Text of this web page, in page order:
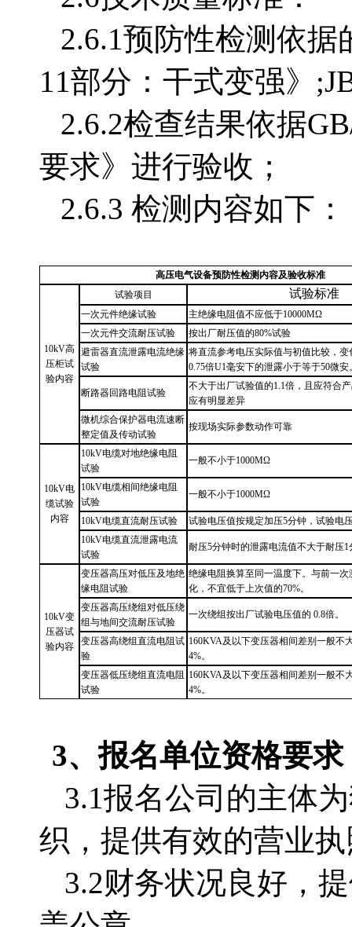
2.6.1预防性检测依据
11部分：干式变强》
2.6.2检查结果依据
要求》 进行验收；
2.6.3 检测内容如下：
高压电气设备预防性检测内容及验收标准
10kV高
压柜试
验内容
试验项目 试验标准
一次元件绝缘试验 主绝缘电阻值不应低于10000MΩ
一次元件交流耐压试验
按出厂耐压值的80%试验
避雷器直流泄露电流绝缘
试验
将直流参考电压实际值与初值比较，
0.75倍U1毫安下的泄露小于等于50微安
断路器回路电阻试验
不大于出厂试验值的1.1倍，且应符合
应有明显差异
微机综合保护器电流速断
整定值及传动试验
按现场实际参数动作可靠
10kV电
缆试验
内容
10kV电缆对地绝缘电阻
试验
一般不小于1000MΩ
10kV电缆相间绝缘电阻
试验
一般不小于1000MΩ
10kV电缆直流耐压试验 试验电压值按规定加压5分钟，试验电
10kV电缆直流泄露电流
试验
耐压5分钟时的泄露电流值不大于耐压
10kV变
压器试
验内容
变压器高压对低压及地绝
缘电阻试验
绝缘电阻换算至同一温度下。与前一
化，不宜低于上次值的70%。
变压器高压绕组对低压绕
组与地间交流耐压试验
一次绕组按出厂试验电压值的 0.8倍。
变压器高绕组直流电阻试
验
160KVA及以下变压器相间差别一般不
4%。
变压器低压绕组直流电阻
试验
160KVA及以下变压器相间差别一般不
4%。
3、报名单位资格要求
3.1报名公司的主体
织，提供有效的营业
3.2财务状况良好，